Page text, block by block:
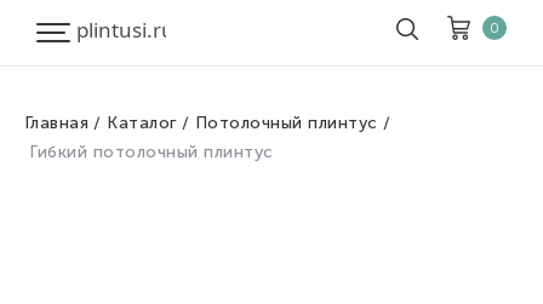
Корзина
0
Главная Каталог
Потолочный плинтус
Гибкий потолочный плинтус